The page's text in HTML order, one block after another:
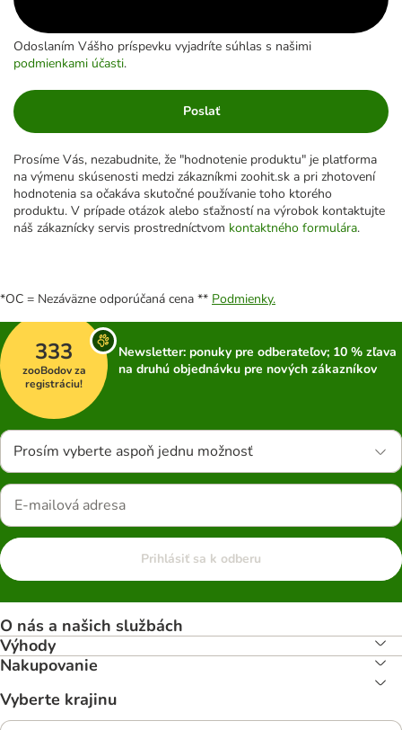
Odoslaním Vášho príspevku vyjadríte súhlas s našimi
podmienkami účasti.
Poslať
Prosíme Vás, nezabudnite, že "hodnotenie produktu" je platforma
na výmenu skúsenosti medzi zákazníkmi zoohit.sk a pri zhotovení
hodnotenia sa očakáva skutočné používanie toho ktorého
produktu. V prípade otázok alebo sťažností na výrobok kontaktujte
náš zákaznícky servis prostredníctvom kontaktného formulára.
*OC = Nezáväzne odporúčaná cena ** Podmienky.
333
zooBodov za
registráciu!
Newsletter: ponuky pre odberateľov; 10 % zľava
na druhú objednávku pre nových zákazníkov
Prosím vyberte aspoň jednu možnosť
Prihlásiť sa k odberu
O nás a našich službách
Výhody
Nakupovanie
Vyberte krajinu